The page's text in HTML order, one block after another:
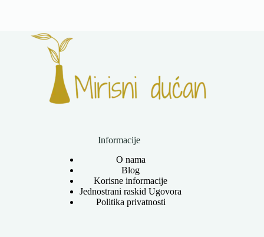
Informacije
O nama
Blog
Korisne informacije
Jednostrani raskid Ugovora
Politika privatnosti